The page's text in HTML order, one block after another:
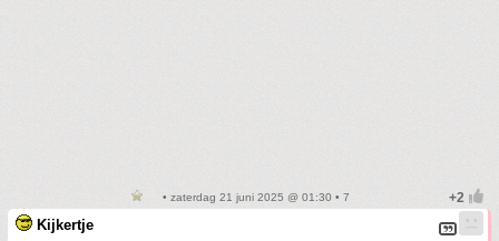
• zaterdag 21 juni 2025 @ 01:30 • 7
Kijkertje